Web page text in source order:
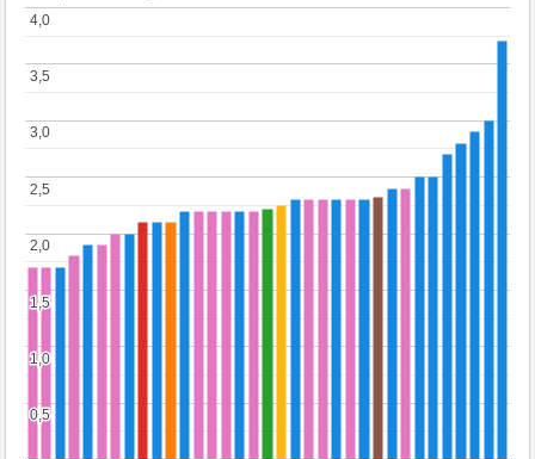
0,5
0,5
1,0
1,0
1,5
1,5
2,0
2,0
2,5
2,5
3,0
3,0
3,5
3,5
4,0
4,0